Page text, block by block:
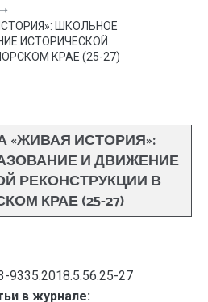
ШКОЛЬНОЕ
ИСТОРИЧЕСКОЙ
КРАЕ (25-27)
«ЖИВАЯ ИСТОРИЯ»:
И ДВИЖЕНИЕ
РЕКОНСТРУКЦИИ В
КРАЕ (25-27)
9335.2018.5.56.25-27
в журнале: